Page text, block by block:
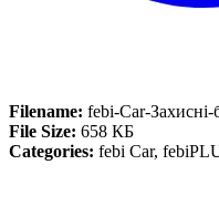
Filename: febi-Car-Захисні-
File Size: 658 КБ
Categories: febi Car,